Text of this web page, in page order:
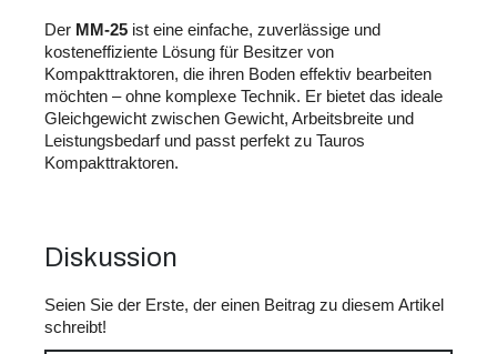
Der MM-25 ist eine einfache, zuverlässige und
kosteneffiziente Lösung für Besitzer von
Kompakttraktoren, die ihren Boden effektiv bearbeiten
möchten – ohne komplexe Technik. Er bietet das ideale
Gleichgewicht zwischen Gewicht, Arbeitsbreite und
Leistungsbedarf und passt perfekt zu Tauros
Kompakttraktoren.
Diskussion
Seien Sie der Erste, der einen Beitrag zu diesem Artikel
schreibt!